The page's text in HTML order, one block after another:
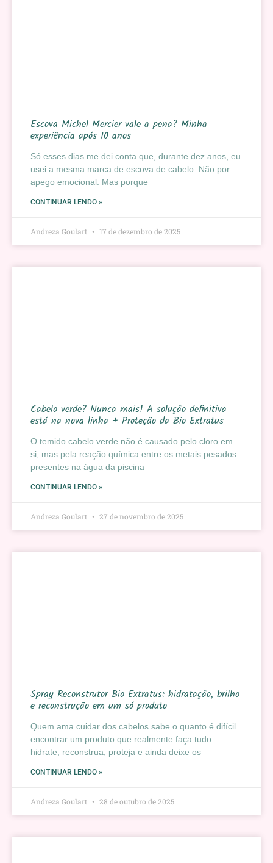
Escova Michel Mercier vale a pena? Minha
experiência após 10 anos
Só esses dias me dei conta que, durante dez anos, eu
usei a mesma marca de escova de cabelo. Não por
apego emocional. Mas porque
CONTINUAR LENDO »
Andreza Goulart 17 de dezembro de 2025
Cabelo verde? Nunca mais! A solução definitiva
está na nova linha + Proteção da Bio Extratus
O temido cabelo verde não é causado pelo cloro em
si, mas pela reação química entre os metais pesados
presentes na água da piscina —
CONTINUAR LENDO »
Andreza Goulart 27 de novembro de 2025
Spray Reconstrutor Bio Extratus: hidratação, brilho
e reconstrução em um só produto
Quem ama cuidar dos cabelos sabe o quanto é difícil
encontrar um produto que realmente faça tudo —
hidrate, reconstrua, proteja e ainda deixe os
CONTINUAR LENDO »
Andreza Goulart 28 de outubro de 2025